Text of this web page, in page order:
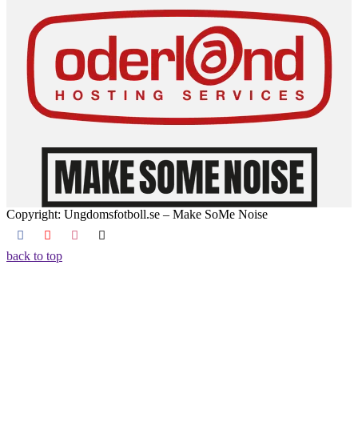
Copyright: Ungdomsfotboll.se – Make SoMe Noise
back to top